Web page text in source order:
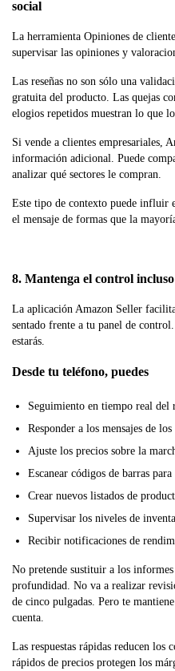
social
La herramienta Opiniones de
supervisar las opiniones y
Las reseñas no son sólo una
gratuita del producto. Las quejas
elogios repetidos muestran lo que
Si vende a clientes empresariales,
información adicional. Puede
analizar qué sectores le compran.
Este tipo de contexto puede influir
el mensaje de formas que la
8. Mantenga el control
La aplicación Amazon Seller
sentado frente a tu panel de
estarás.
Desde tu teléfono, puedes
Seguimiento en tiempo real del
Responder a los mensajes de
Ajuste los precios sobre la
Escanear códigos de barras
Crear nuevos listados de
Supervisar los niveles de
Recibir notificaciones de
No pretende sustituir a los
profundidad. No va a realizar
de cinco pulgadas. Pero te
cuenta.
Las respuestas rápidas reducen los
rápidos de precios protegen los